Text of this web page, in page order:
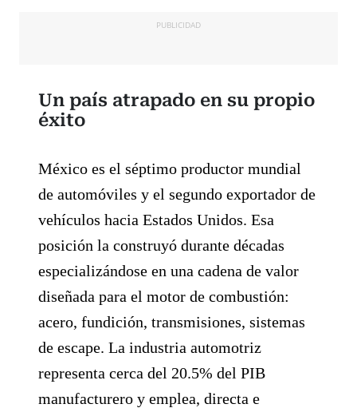
PUBLICIDAD
Un país atrapado en su propio
éxito
México es el séptimo productor mundial
de automóviles y el segundo exportador de
vehículos hacia Estados Unidos. Esa
posición la construyó durante décadas
especializándose en una cadena de valor
diseñada para el motor de combustión:
acero, fundición, transmisiones, sistemas
de escape. La industria automotriz
representa cerca del 20.5% del PIB
manufacturero y emplea, directa e